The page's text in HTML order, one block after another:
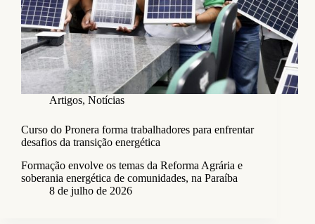
Artigos, Notícias
Curso do Pronera forma trabalhadores para enfrentar
desafios da transição energética
Formação envolve os temas da Reforma Agrária e
soberania energética de comunidades, na Paraíba
8 de julho de 2026